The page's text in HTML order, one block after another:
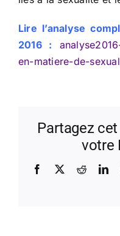
Lire l’analyse
2016 :
en-matiere-de-
Partagez
votre
Facebook
X Reddit